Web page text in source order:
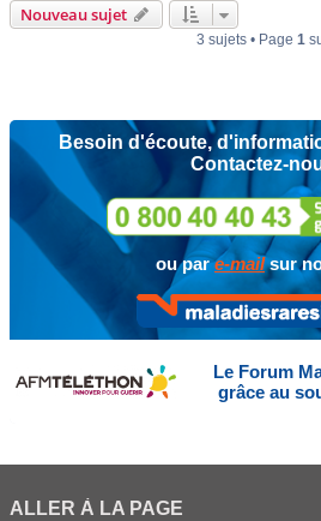
Nouveau sujet
3 sujets • Page 1
Besoin d'écoute,
Contactez-
ou pare-mailsur
Le Forum
grâce au
ALLER À LA PAGE